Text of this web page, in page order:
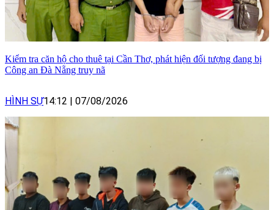
Kiểm tra căn hộ cho thuê tại Cần Thơ, phát hiện đối tượng đang bị
Công an Đà Nẵng truy nã
HÌNH SỰ14:12 | 07/08/2026